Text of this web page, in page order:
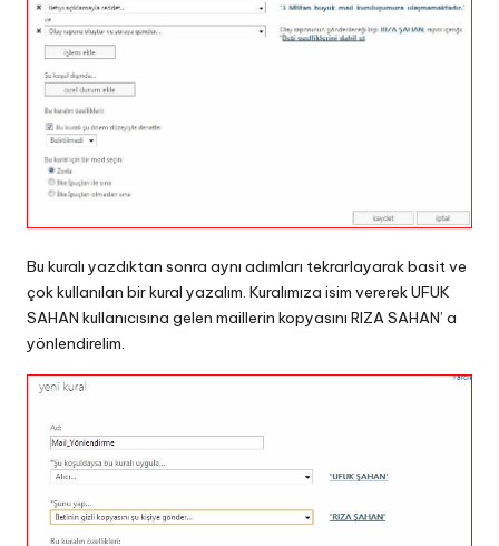
Bu kuralı yazdıktan sonra aynı adımları tekrarlayarak basit ve
çok kullanılan bir kural yazalım. Kuralımıza isim vererek UFUK
SAHAN kullanıcısına gelen maillerin kopyasını RIZA SAHAN’ a
yönlendirelim.